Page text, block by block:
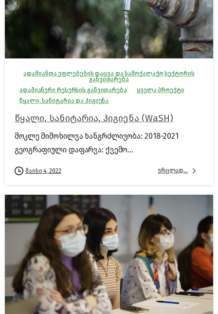
ადამიანთა უფლებების დაცვა და სამოქალაქო სექტორის
განვითარება
ადამიანური რესურსის განვითარება
ყველა პროექტი
წყალი, სანიტარია და ჰიგიენა
წყალი, სანიტარია, ჰიგიენა (WaSH)
მოკლე მიმოხილვა ხანგრძლივობა: 2018-2021
გეოგრაფიული დაფარვა: ქვემო...
მაისი 4, 2022 ვრცლად...